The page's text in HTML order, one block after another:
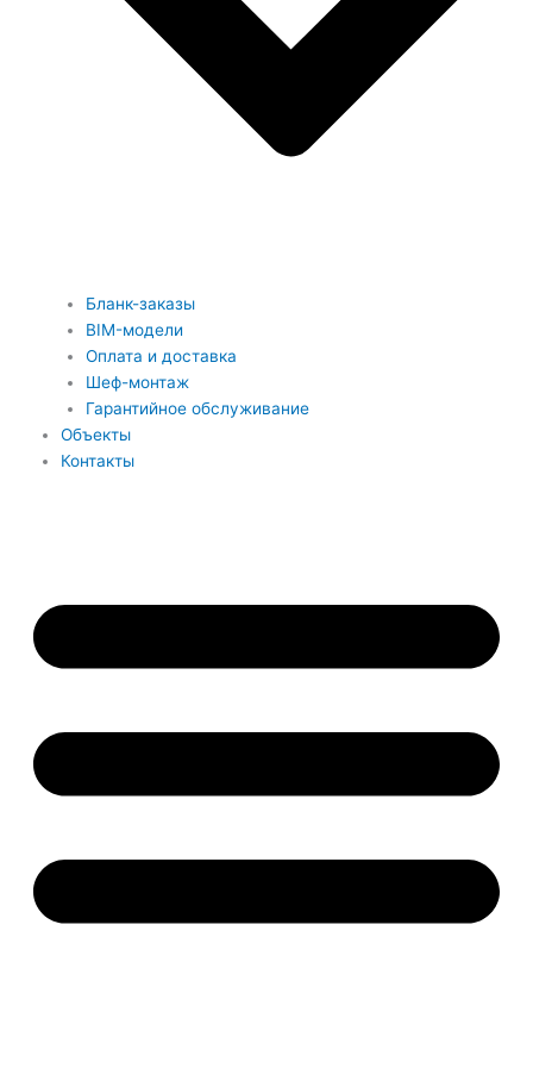
Бланк-заказы
BIM-модели
Оплата и доставка
Шеф-монтаж
Гарантийное обслуживание
Объекты
Контакты